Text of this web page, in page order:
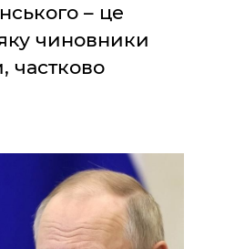
– це
чиновники
частково